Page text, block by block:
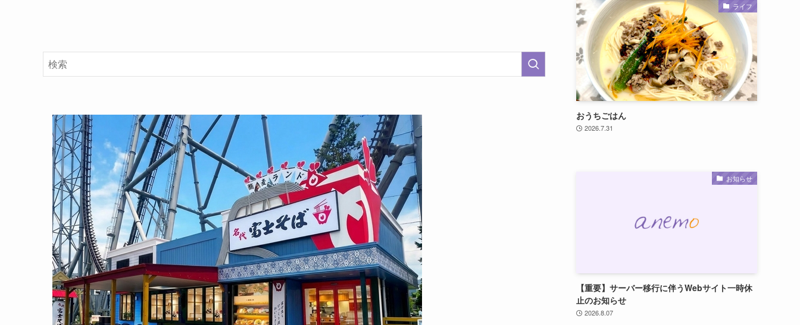
ライフ
おうちごはん
2026.7.31
お知らせ
【重要】サーバー移行に伴うWebサイト一時休
止のお知らせ
2026.8.07